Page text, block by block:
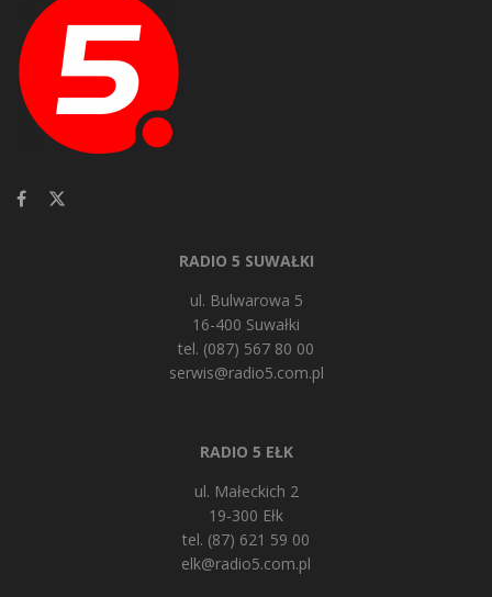
RADIO 5 SUWAŁKI
ul. Bulwarowa 5
16-400 Suwałki
tel. (087) 567 80 00
serwis@radio5.com.pl
RADIO 5 EŁK
ul. Małeckich 2
19-300 Ełk
tel. (87) 621 59 00
elk@radio5.com.pl